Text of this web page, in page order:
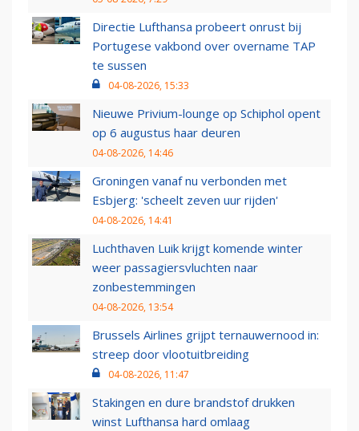
Directie Lufthansa probeert onrust bij
Portugese vakbond over overname TAP
te sussen
04-08-2026, 15:33
Nieuwe Privium-lounge op Schiphol opent
op 6 augustus haar deuren
04-08-2026, 14:46
Groningen vanaf nu verbonden met
Esbjerg: 'scheelt zeven uur rijden'
04-08-2026, 14:41
Luchthaven Luik krijgt komende winter
weer passagiersvluchten naar
zonbestemmingen
04-08-2026, 13:54
Brussels Airlines grijpt ternauwernood in:
streep door vlootuitbreiding
04-08-2026, 11:47
Stakingen en dure brandstof drukken
winst Lufthansa hard omlaag